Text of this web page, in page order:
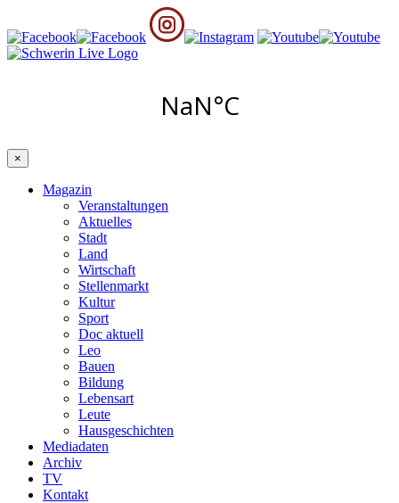
×
Magazin
Veranstaltungen
Aktuelles
Stadt
Land
Wirtschaft
Stellenmarkt
Kultur
Sport
Doc aktuell
Leo
Bauen
Bildung
Lebensart
Leute
Hausgeschichten
Mediadaten
Archiv
TV
Kontakt